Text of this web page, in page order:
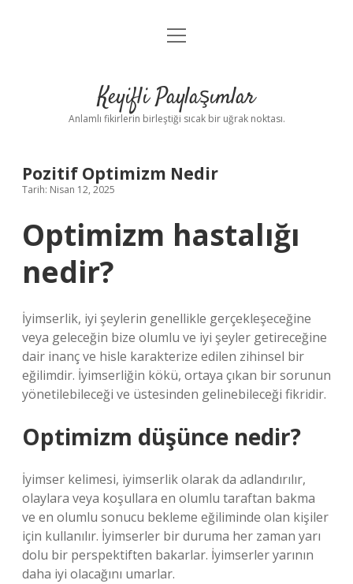
Anasayfa
Yasal Uyarı
menüyü
Keyifli Paylaşımlar
Anlamlı fikirlerin birleştiği sıcak bir uğrak noktası.
Pozitif Optimizm Nedir
Tarih: Nisan 12, 2025
Optimizm hastalığı
nedir?
İyimserlik, iyi şeylerin genellikle gerçekleşeceğine
veya geleceğin bize olumlu ve iyi şeyler getireceğine
dair inanç ve hisle karakterize edilen zihinsel bir
eğilimdir. İyimserliğin kökü, ortaya çıkan bir sorunun
yönetilebileceği ve üstesinden gelinebileceği fikridir.
Optimizm düşünce nedir?
İyimser kelimesi, iyimserlik olarak da adlandırılır,
olaylara veya koşullara en olumlu taraftan bakma
ve en olumlu sonucu bekleme eğiliminde olan kişiler
için kullanılır. İyimserler bir duruma her zaman yarı
dolu bir perspektiften bakarlar. İyimserler yarının
daha iyi olacağını umarlar.